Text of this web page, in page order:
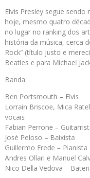
Elvis Presley segue
hoje, mesmo quatro
no lugar no ranking dos
história da música, cerca
Rock” (título justo e
Beatles e para Michael
Banda:
Ben Portsmouth – Elvis
Lorrain Briscoe, Mica
vocais
Fabian Perrone –
José Peloso – Baixista
Guillermo Erede – Pianista
Andres Ollari e Manuel
Nico Della Vedova –